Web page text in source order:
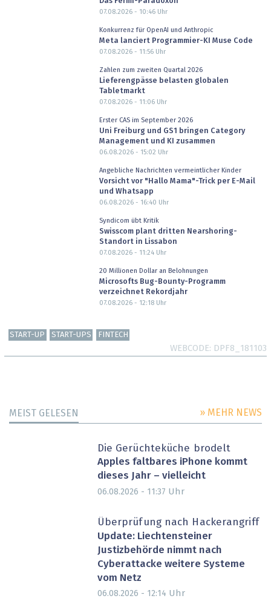
07.08.2026 - 10:46Uhr
Konkurrenz für OpenAI und Anthropic
Meta lanciert Programmier-KI Muse Code
07.08.2026 - 11:56Uhr
Zahlen zum zweiten Quartal 2026
Lieferengpässe belasten globalen
Tabletmarkt
07.08.2026 - 11:06Uhr
Erster CAS im September 2026
Uni Freiburg und GS1 bringen Category
Management und KI zusammen
06.08.2026 - 15:02 Uhr
Angebliche Nachrichten vermeintlicher Kinder
Vorsicht vor "Hallo Mama"-Trick per E-Mail
und Whatsapp
06.08.2026 - 16:40 Uhr
Syndicom übt Kritik
Swisscom plant dritten Nearshoring-
Standort in Lissabon
07.08.2026 - 11:24Uhr
20 Millionen Dollar an Belohnungen
Microsofts Bug-Bounty-Programm
verzeichnet Rekordjahr
07.08.2026 - 12:18Uhr
START-UP START-UPS FINTECH
WEBCODE DPF8_181103
MEIST GELESEN » MEHR NEWS
Die Gerüchteküche brodelt
Apples faltbares iPhone kommt
dieses Jahr – vielleicht
06.08.2026 - 11:37 Uhr
Überprüfung nach Hackerangriff
Update: Liechtensteiner
Justizbehörde nimmt nach
Cyberattacke weitere Systeme
vom Netz
06.08.2026 - 12:14 Uhr